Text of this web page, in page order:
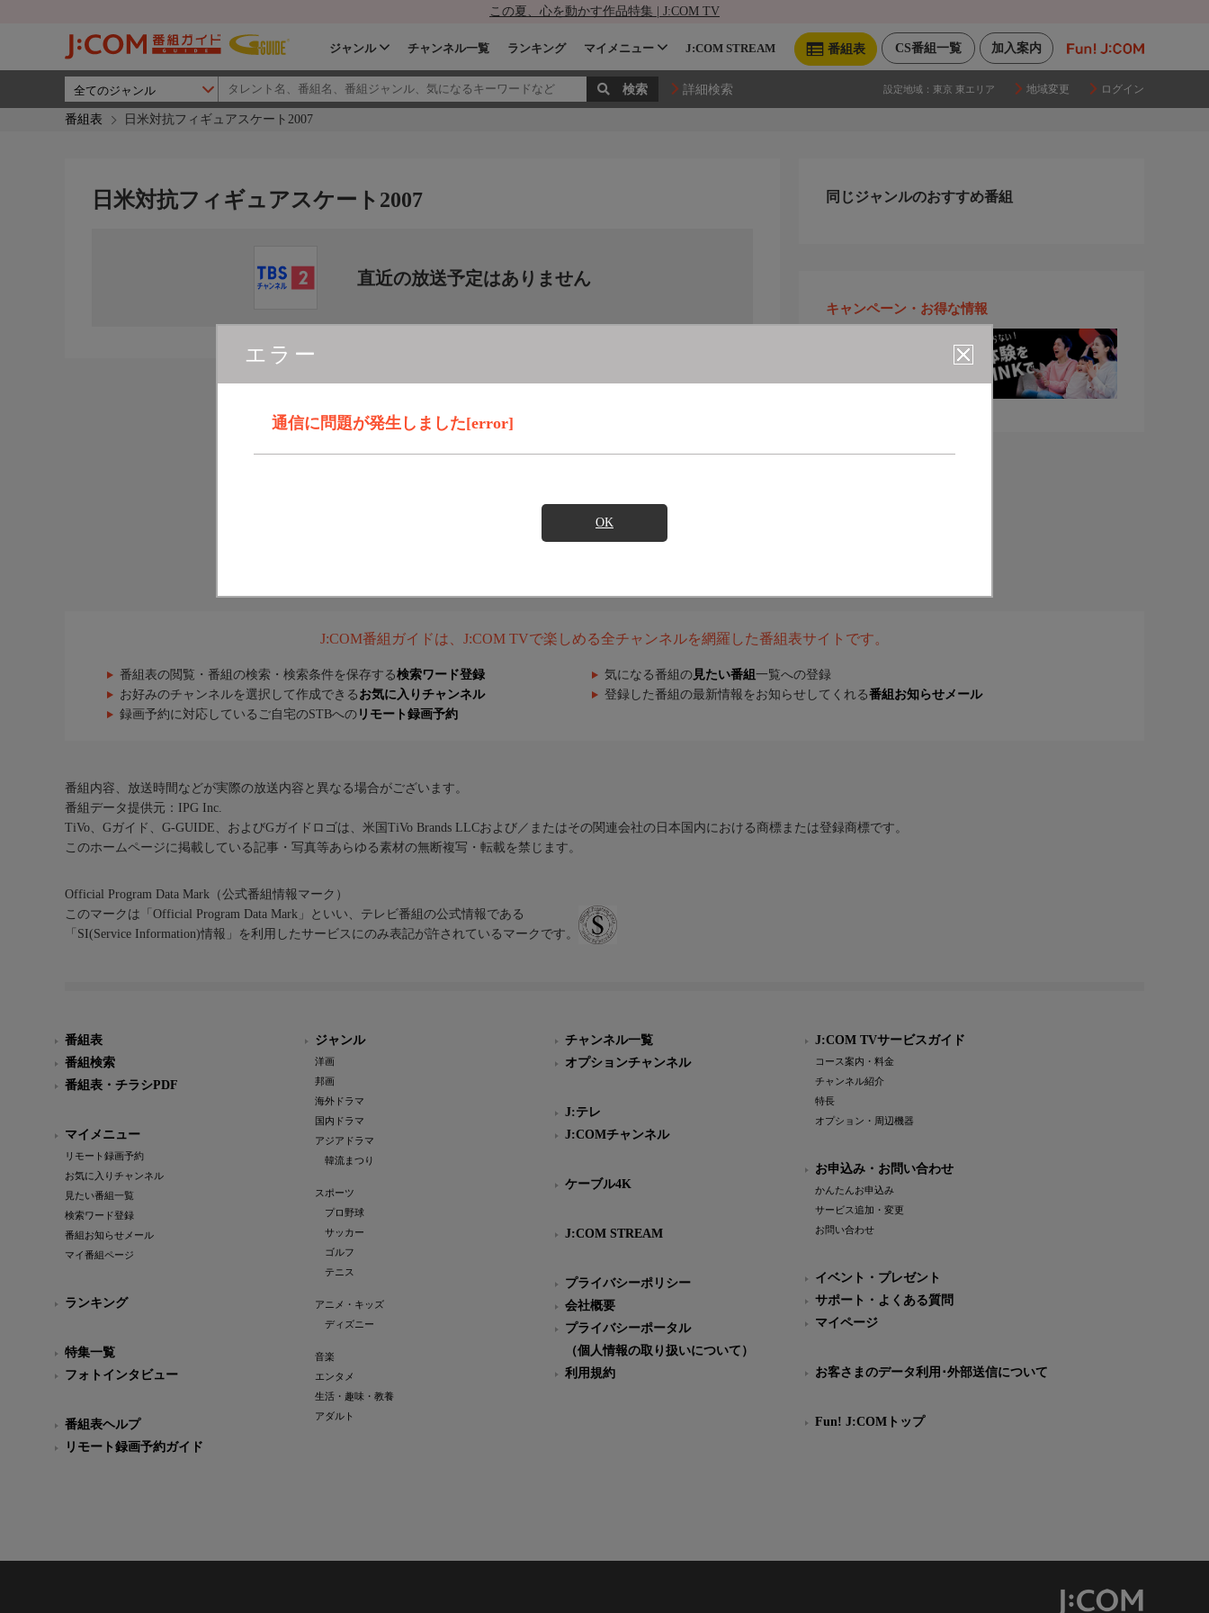
この夏、心を動かす作品特集 | J:COM TV
加入案内
CS番組一覧
番組表
ジャンル チャンネル一覧 ランキング マイメニュー J:COM STREAM
詳細検索 設定地域： 東京 東エリア 地域変更 ログイン
番組表 日米対抗フィギュアスケート2007
エラー
通信に問題が発生しました[error]
OK
日米対抗フィギュアスケート2007
直近の放送予定はありません
同じジャンルのおすすめ番組
キャンペーン・お得な情報
J:COM番組ガイドは、J:COM TVで楽しめる全チャンネルを網羅した番組表サイトです。
番組表の閲覧・番組の検索・検索条件を保存する検索ワード登録 気になる番組の 見たい番組 一覧への登録
お好みのチャンネルを選択して作成できる お気に入りチャンネル 登録した番組の最新情報をお知らせしてくれる番組お知らせメール
録画予約に対応しているご自宅のSTBへの リモート録画予約
番組内容、放送時間などが実際の放送内容と異なる場合がございます。
番組データ提供元：IPG Inc.
TiVo、Gガイド、G-GUIDE、およびGガイドロゴは、米国TiVo Brands LLCおよび／またはその関連会社の日本国内における商標または登録商標です。
このホームページに掲載している記事・写真等あらゆる素材の無断複写・転載を禁じます。
Official Program Data Mark（公式番組情報マーク）
このマークは「Official Program Data Mark」といい、テレビ番組の公式情報である
「SI(Service Information)情報」を利用したサービスにのみ表記が許されているマークです。
番組表
番組検索
番組表・チラシPDF
マイメニュー
リモート録画予約
お気に入りチャンネル
見たい番組一覧
検索ワード登録
番組お知らせメール
マイ番組ページ
ランキング
特集一覧
フォトインタビュー
番組表ヘルプ
リモート録画予約ガイド
ジャンル
洋画
邦画
海外ドラマ
国内ドラマ
アジアドラマ
韓流まつり
スポーツ
プロ野球
サッカー
ゴルフ
テニス
アニメ・キッズ
ディズニー
音楽
エンタメ
生活・趣味・教養
アダルト
チャンネル一覧
オプションチャンネル
J:テレ
J:COMチャンネル
ケーブル4K
J:COM STREAM
プライバシーポリシー
会社概要
プライバシーポータル
（個人情報の取り扱いについて）
利用規約
J:COM TVサービスガイド
コース案内・料金
チャンネル紹介
特長
オプション・周辺機器
お申込み・お問い合わせ
かんたんお申込み
サービス追加・変更
お問い合わせ
イベント・プレゼント
サポート・よくある質問
マイページ
お客さまのデータ利用･外部送信について
Fun! J:COMトップ